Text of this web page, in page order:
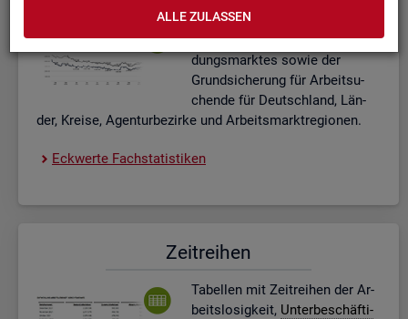
ALLE ZULASSEN
bel­len zu den ak­tu­el­len Eck­
wer­ten des Ar­beits- und Aus­bil­
dungs­mark­tes sowie der
Grund­si­che­rung für Ar­beit­su­
chen­de für Deutsch­land, Län­
der, Krei­se, Agen­tur­be­zir­ke und Ar­beits­markt­re­gio­nen.
Eck­wer­te Fach­sta­tis­ti­ken
Zeit­rei­hen
Ta­bel­len mit Zeit­rei­hen der Ar­
beits­lo­sig­keit, Un­ter­be­schäf­ti­